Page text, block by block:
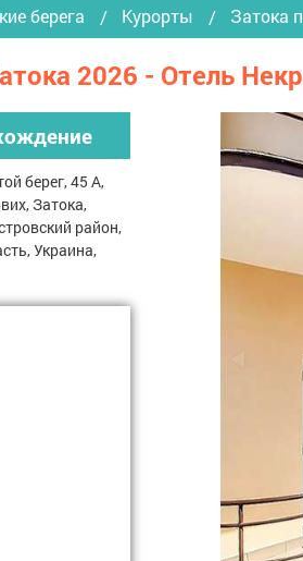
берега Курорты Затока
2026 - Отель
берег, 45 А,
Затока,
район,
Украина,